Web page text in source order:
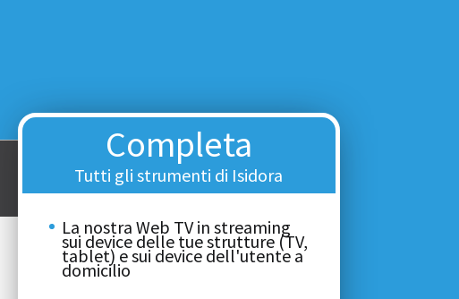
Completa
Tutti gli strumenti di Isidora
La nostra Web TV in streaming
sui device delle tue strutture (TV,
tablet) e sui device dell'utente a
domicilio